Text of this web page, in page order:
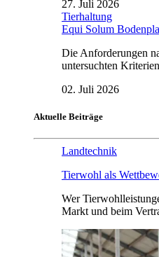
27. Juli 2026
Tierhaltung
Equi Solum
Die Anforderungen
untersuchten
02. Juli 2026
Aktuelle Beiträge
Landtechnik
Tierwohl als
Wer
Markt und beim